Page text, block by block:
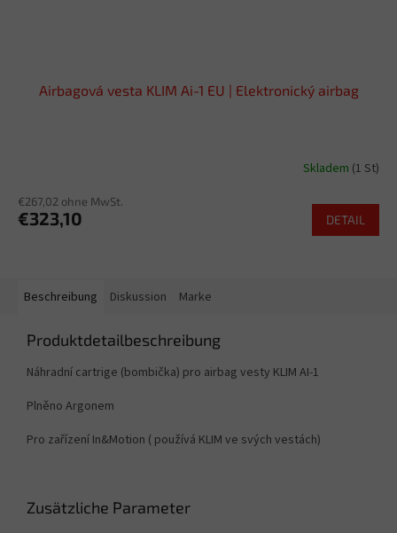
Airbagová vesta KLIM Ai-1 EU | Elektronický airbag
Skladem (1 St)
€267,02 ohne MwSt.
€323,10 DETAIL
Beschreibung Diskussion Marke
Produktdetailbeschreibung
Náhradní cartrige (bombička) pro airbag vesty KLIM AI-1
Plněno Argonem
Pro zařízení In&Motion ( používá KLIM ve svých vestách)
Zusätzliche Parameter